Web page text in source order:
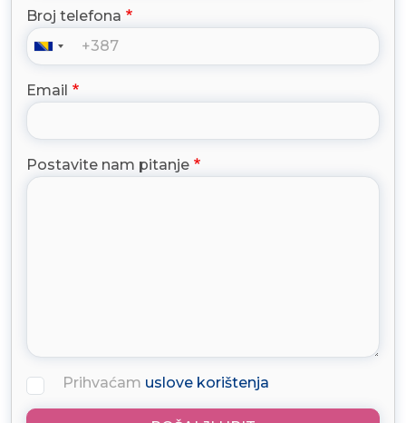
Broj telefona
Email
Postavite nam pitanje
Prihvaćam uslove korištenja